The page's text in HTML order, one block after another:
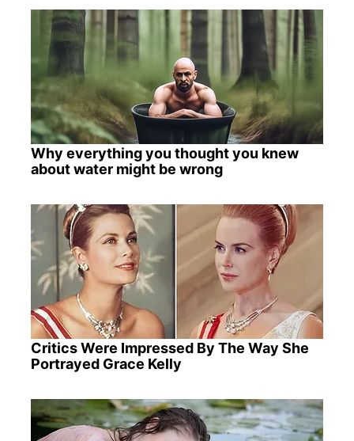
Why everything you thought you knew
about water might be wrong
Critics Were Impressed By The Way She
Portrayed Grace Kelly